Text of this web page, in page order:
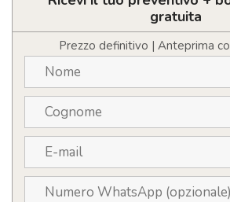
gancio
quantità
gratuita
Prezzo definitivo | Anteprima